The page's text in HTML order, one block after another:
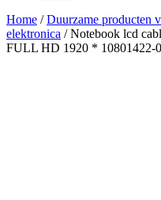
Home /Duurzame producten
elektronica / Notebook lcd
FULL HD 1920 * 10801422-